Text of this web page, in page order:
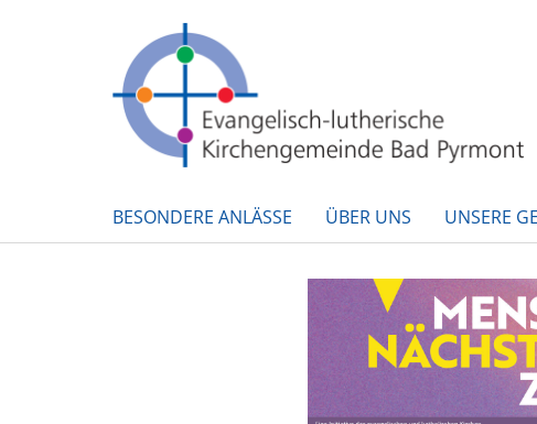
BESONDERE ANLÄSSE ÜBER UNS UNSERE